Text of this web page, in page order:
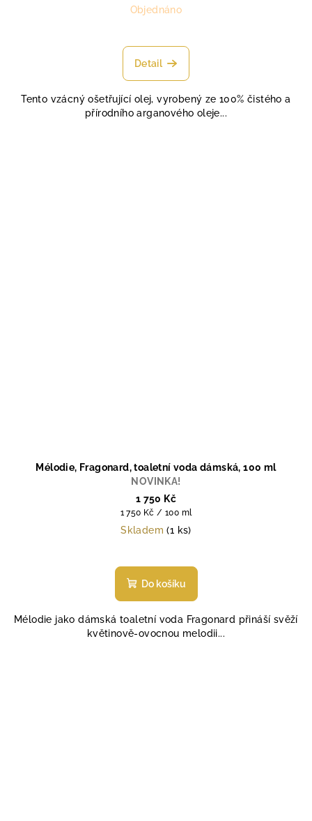
cena:
Objednáno
hodnocení
produktu
z
5
Detail
Tento vzácný ošetřující olej, vyrobený ze 100% čistého a
přírodního arganového oleje...
Mélodie, Fragonard, toaletní voda dámská, 100 ml
NOVINKA!
1 750 Kč
Měrná
cena:
1 750 Kč / 100 ml
Skladem(1 ks)
hodnocení
produktu
z
5
Do košíku
Mélodie jako dámská toaletní voda Fragonard přináší svěží
květinově-ovocnou melodii...